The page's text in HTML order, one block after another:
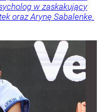
w zaskakujący
oraz Arynę Sabalenkę.